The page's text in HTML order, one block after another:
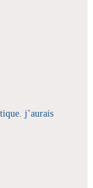
j’aurais